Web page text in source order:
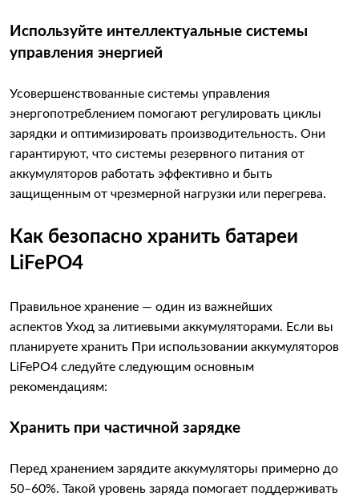
Используйте интеллектуальные системы
управления энергией
Усовершенствованные системы управления
энергопотреблением помогают регулировать циклы
зарядки и оптимизировать производительность. Они
гарантируют, что системы резервного питания от
аккумуляторов работать эффективно и быть
защищенным от чрезмерной нагрузки или перегрева.
Как безопасно хранить батареи
LiFePO4
Правильное хранение — один из важнейших
аспектов Уход за литиевыми аккумуляторами. Если вы
планируете хранить При использовании аккумуляторов
LiFePO4 следуйте следующим основным
рекомендациям:
Хранить при частичной зарядке
Перед хранением зарядите аккумуляторы примерно до
50–60%. Такой уровень заряда помогает поддерживать